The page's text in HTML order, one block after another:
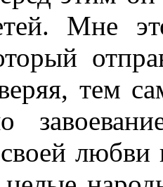
Мне
тем
любви